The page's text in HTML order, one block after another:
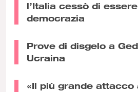
l’Italia cessò di
democrazia
Prove di disgelo a
Ucraina
«Il più grande attacco